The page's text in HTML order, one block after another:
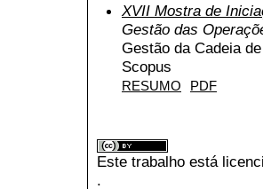
XVII Mostra de
Gestão das
Gestão da Cadeia
Scopus
RESUMO PDF
Este trabalho está
.